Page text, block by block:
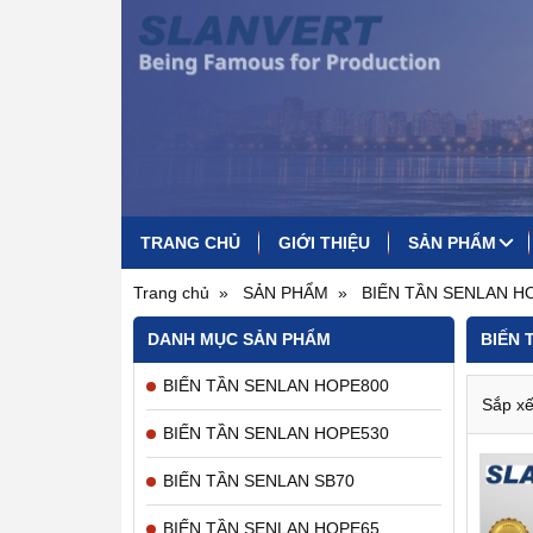
TRANG CHỦ GIỚI THIỆU SẢN PHẨM
Trang chủ SẢN PHẨM BIẾN TẦN SENLAN
DANH MỤC SẢN PHẨM
BIẾN TẦN SENLAN HOPE800
BIẾN TẦN SENLAN HOPE530
BIẾN TẦN SENLAN SB70
BIẾN TẦN SENLAN HOPE65
BIẾN
Sắp